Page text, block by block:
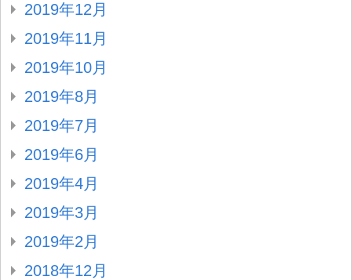
2019年12月
2019年11月
2019年10月
2019年8月
2019年7月
2019年6月
2019年4月
2019年3月
2019年2月
2018年12月